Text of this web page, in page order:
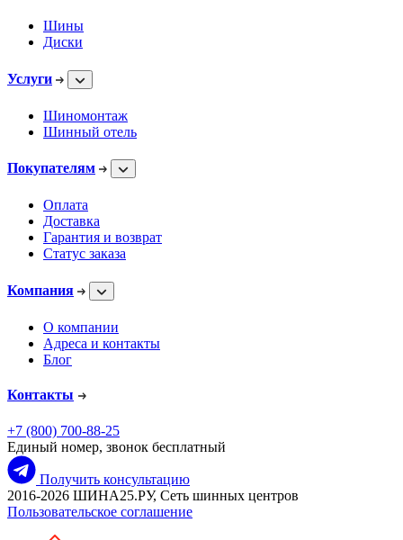
Шины
Диски
Услуги
Шиномонтаж
Шинный отель
Покупателям
Оплата
Доставка
Гарантия и возврат
Статус заказа
Компания
О компании
Адреса и контакты
Блог
Контакты
+7 (800) 700-88-25
Единый номер, звонок бесплатный
Получить консультацию
2016-2026 ШИНА25.РУ, Сеть шинных центров
Пользовательское соглашение